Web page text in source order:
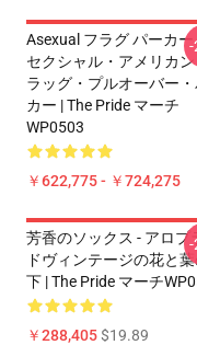
Asexual フラグ パーカー
セクシャル・アメリカ
ラッグ・プルオーバー
カー | The Pride マーチ
WP0503
￥622,775 - ￥724,275
-
芳香のソックス - アロプ
ドヴィンテージの花と
下 | The Pride マーチ
￥288,405$19.89
-